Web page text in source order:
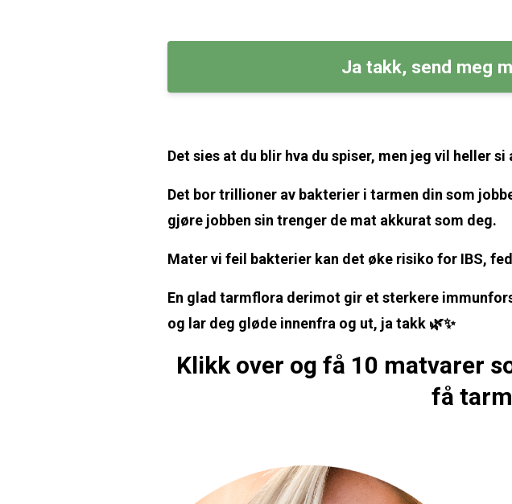
Ja takk, send meg
Det sies at du blir hva du spiser, men jeg vil heller
Det bor trillioner av bakterier i tarmen din som
gjøre jobben sin trenger de mat akkurat som deg.
Mater vi feil bakterier kan det øke risiko for IBS,
En glad tarmflora derimot gir et sterkere
og lar deg gløde innenfra og ut, ja takk 🌿✨
Klikk over og få 10 matvarer
få